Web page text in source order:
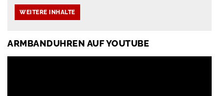
ARMBANDUHREN AUF YOUTUBE